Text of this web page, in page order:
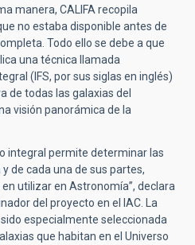
manera, CALIFA recopila
no estaba disponible antes de
Todo ello se debe a que
una técnica llamada
(IFS, por sus siglas en inglés)
de todas las galaxias del
visión panorámica de la
integral permite determinar las
de cada una de sus partes,
utilizar en Astronomía”, declara
del proyecto en el IAC. La
especialmente seleccionada
que habitan en el Universo